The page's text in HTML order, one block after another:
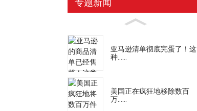
专题新闻
亚马逊清单彻底完蛋了！这
种……
美国正在疯狂地移除数百
万……